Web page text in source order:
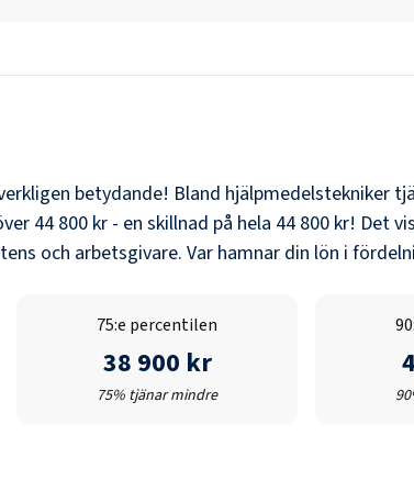
betydande! Bland hjälpmedelstekniker
44 800 kr - en skillnad på hela 44 800 kr! Det
och arbetsgivare. Var hamnar din lön i
75:e percentilen
38 900 kr
75% tjänar mindre